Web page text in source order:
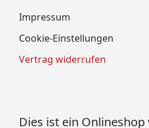
Impressum
Cookie-Einstellungen
Vertrag widerrufen
Dies ist ein Onlineshop